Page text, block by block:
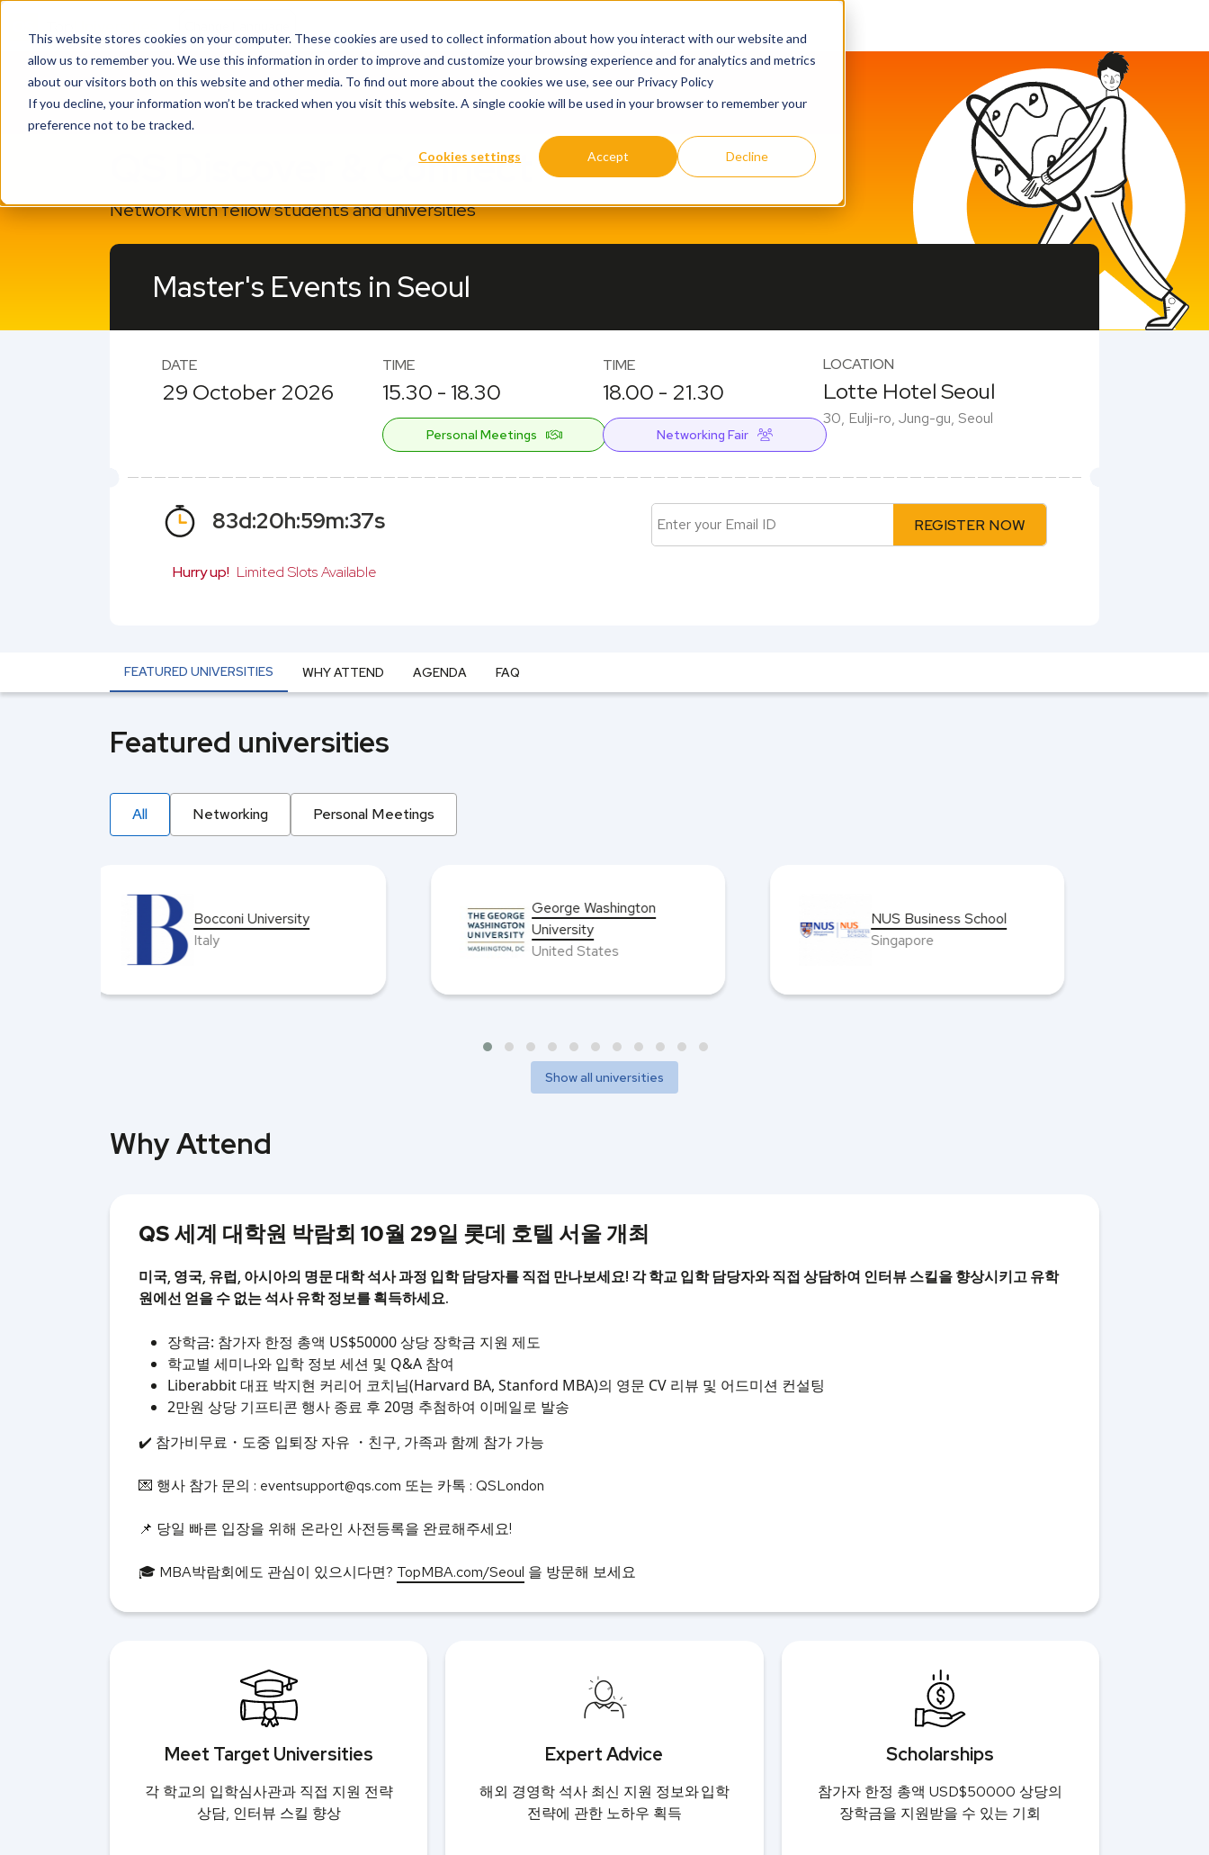
This website stores cookies on your computer. These cookies are used to collect information about how you interact with our website and
allow us to remember you. We use this information in order to improve and customize your browsing experience and for analytics and metrics
about our visitors both on this website and other media. To find out more about the cookies we use, see our Privacy Policy
If you decline, your information won’t be tracked when you visit this website. A single cookie will be used in your browser to remember your
preference not to be tracked.
Cookies settings Accept Decline
QS Discover & Connect
Network with fellow students and universities
Master's Events in Seoul
DATE
29 October 2026
TIME
15.30 - 18.30
Personal Meetings
TIME
18.00 - 21.30
Networking Fair
LOCATION
Lotte Hotel Seoul
30, Eulji-ro, Jung-gu, Seoul
83d:20h:59m:37s
Hurry up! Limited Slots Available
REGISTER NOW
FEATURED UNIVERSITIES WHY ATTEND AGENDA FAQ
Featured universities
All Networking Personal Meetings
University
United States
NUS Business School
Singapore
HEC Paris
France
Show all universities
Why Attend
QS 세계 대학원 박람회 10월 29일 롯데 호텔 서울 개최
미국, 영국, 유럽, 아시아의 명문 대학 석사 과정 입학 담당자를 직접 만나보세요! 각 학교 입학담당자와 직접 상담하여 인터뷰 스킬을 향상시키고 유학
원에선 얻을 수 없는 석사 유학 정보를 획득하세요.
장학금: 참가자 한정 총액 US$50000 상당 장학금 지원 제도
학교별 세미나와 입학 정보 세션 및 Q&A 참여
Liberabbit 대표 박지현 커리어 코치님(Harvard BA, Stanford MBA)의 영문 CV 리뷰 및 어드미션 컨설팅
2만원 상당 기프티콘 행사 종료 후 20명 추첨하여 이메일로 발송
✔️ 참가비무료・도중 입퇴장 자유 ・친구, 가족과 함께 참가 가능
💌 행사 참가 문의 : eventsupport@qs.com 또는 카톡 : QSLondon
📌 당일 빠른 입장을 위해 온라인 사전등록을 완료해주세요!
🎓 MBA박람회에도 관심이 있으시다면? TopMBA.com/Seoul 을 방문해 보세요
Meet Target Universities
각 학교의 입학심사관과 직접 지원 전략
상담, 인터뷰 스킬 향상
Expert Advice
해외 경영학 석사 최신 지원 정보와 입학
전략에 관한 노하우 획득
Scholarships
참가자 한정 총액 USD$50000 상당의
장학금을 지원받을 수 있는 기회